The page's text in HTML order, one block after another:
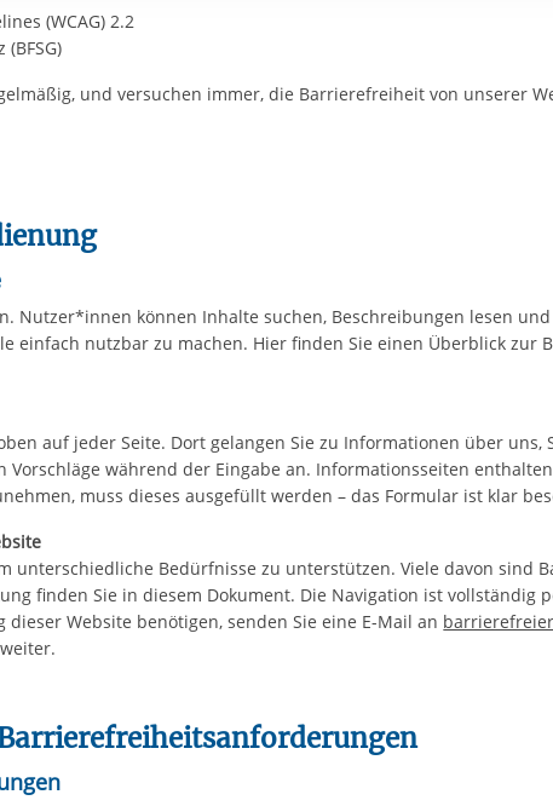
erstreckt sich nicht auf notwendige Cookies, die erforderlich
und somit gewünschten Website-Funktionen sind. Diese
(WCAG) 2.2
und versuchen immer, die Barrierefreiheit von unserer
Nutzer*innen können Inhalte suchen, Beschreibungen lesen
einfach nutzbar zu machen. Hier finden Sie einen Überblick zur
auf jeder Seite. Dort gelangen Sie zu Informationen über
Vorschläge während der Eingabe an. Informationsseiten
muss dieses ausgefüllt werden – das Formular ist klar
unterschiedliche Bedürfnisse zu unterstützen. Viele davon sind
finden Sie in diesem Dokument. Die Navigation ist vollständig
Website benötigen, senden Sie eine E-Mail an